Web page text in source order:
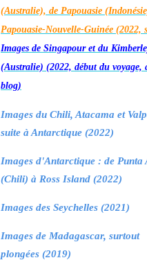
(Australie), de Papouasie
Papouasie-Nouvelle-Guinée (2022,
Images de Singapour et du
(Australie) (2022, début du voyage,
blog)
Images du Chili, Atacama et
suite à Antarctique (2022)
Images d'Antarctique : de Punta
(Chili) à Ross Island (2022)
Images des Seychelles (2021)
Images de Madagascar, surtout
plongées (2019)